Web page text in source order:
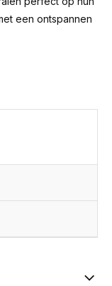
een ontspannen